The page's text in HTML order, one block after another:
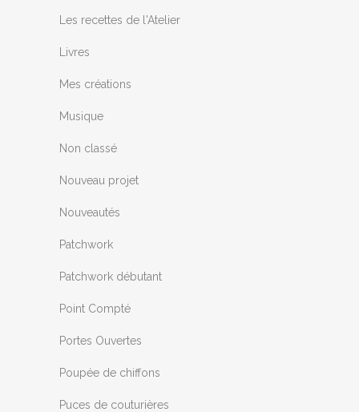
Les recettes de l'Atelier
Livres
Mes créations
Musique
Non classé
Nouveau projet
Nouveautés
Patchwork
Patchwork débutant
Point Compté
Portes Ouvertes
Poupée de chiffons
Puces de couturières